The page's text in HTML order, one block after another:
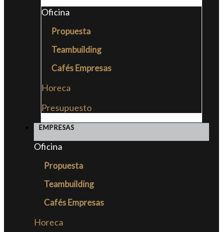
Oficina
Propuesta
Teambuilding
Cafés Empresas
Horeca
Presupuesto
EMPRESAS
Oficina
Propuesta
Teambuilding
Cafés Empresas
Horeca